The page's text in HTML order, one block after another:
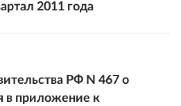
2011 года
РФ N 467 о
в приложение к